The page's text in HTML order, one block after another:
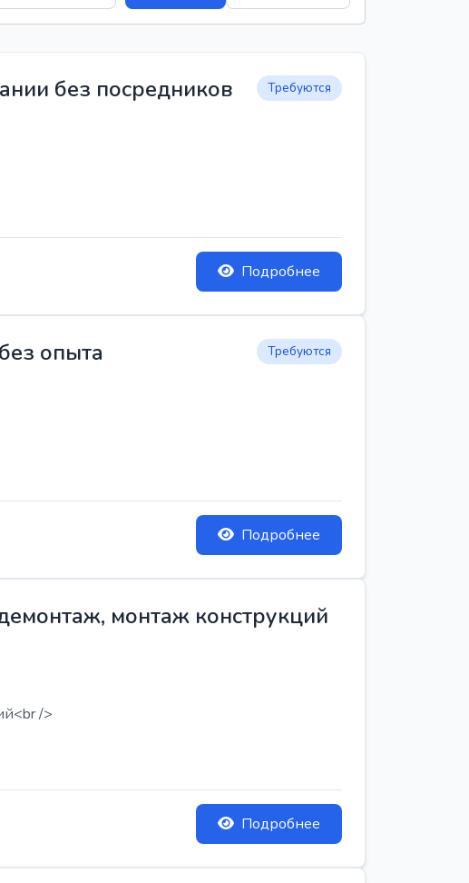
без посредников Требуются
Подробнее
опыта Требуются
Подробнее
монтаж конструкций
/>
Подробнее